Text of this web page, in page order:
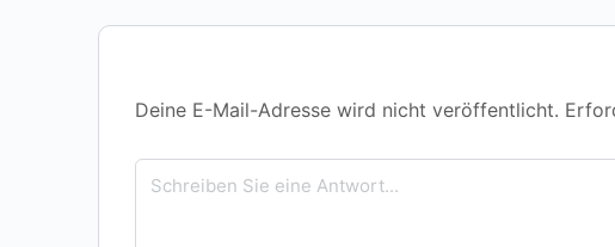
Deine E-Mail-Adresse wird nicht veröffentlicht.